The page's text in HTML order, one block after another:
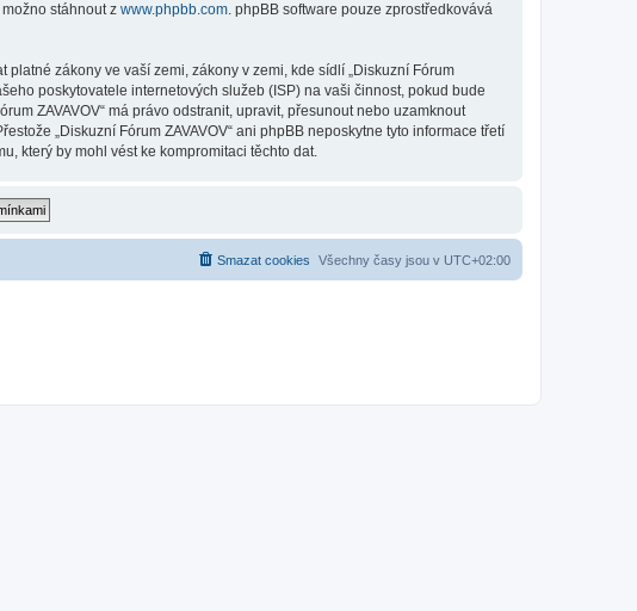
možno stáhnout z www.phpbb.com. phpBB software pouze zprostředkovává
zákony ve vaší zemi, zákony v zemi, kde sídlí „Diskuzní Fórum
poskytovatele internetových služeb (ISP) na vaši činnost, pokud bude
ZAVAVOV“ má právo odstranit, upravit, přesunout nebo uzamknout
„Diskuzní Fórum ZAVAVOV“ ani phpBB neposkytne tyto informace třetí
který by mohl vést ke kompromitaci těchto dat.
Všechny časy jsou v UTC+02:00
Smazat cookies